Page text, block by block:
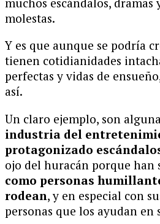
molestas.
Y es que aunque se podría
tienen cotidianidades
perfectas y vidas de
así.
Un claro ejemplo, son
industria del
protagonizado
ojo del huracán porque han
como personas
rodean, y en especial con
personas que los ayudan en